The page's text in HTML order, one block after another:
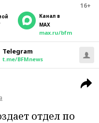
16+
Канал в
MAX
max.ru/bfm
Telegram
t.me/BFMnews
отдел по